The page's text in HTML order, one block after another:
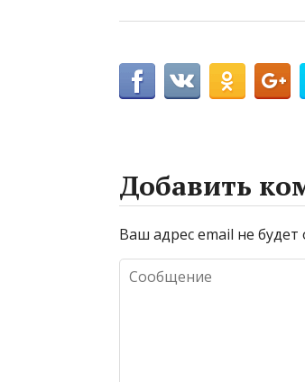
Добавить
Ваш адрес email не будет